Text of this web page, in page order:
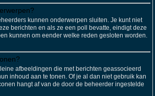
kunnen onderwerpen sluiten. Je kunt niet
berichten en als ze een poll bevatte, eindigt deze
kunnen om eender welke reden gesloten worden.
afbeeldingen die met berichten geassocieerd
inhoud aan te tonen. Of je al dan niet gebruik kan
hangt af van de door de beheerder ingestelde